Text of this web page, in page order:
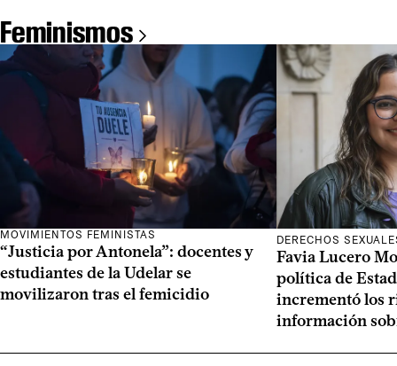
Feminismos
MOVIMIENTOS FEMINISTAS
“Justicia por Antonela”: docentes y
estudiantes de la Udelar se
movilizaron tras el femicidio
DERECHOS
Favia Lucero
política de
incrementó los
información